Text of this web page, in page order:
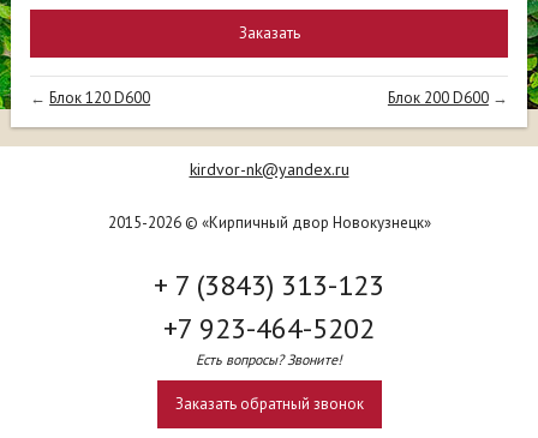
Заказать
←Блок 120 D600 Блок 200 D600→
kirdvor-nk@yandex.ru
2015-2026 © «Кирпичный двор Новокузнецк»
+ 7 (3843) 313-123
+7 923-464-5202
Есть вопросы? Звоните!
Заказать обратный звонок